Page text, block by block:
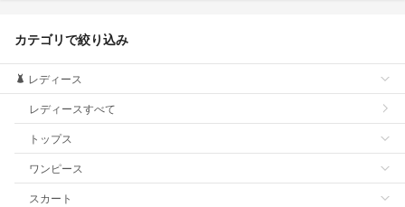
カテゴリで絞り込み
レディース
レディースすべて
トップス
ワンピース
スカート